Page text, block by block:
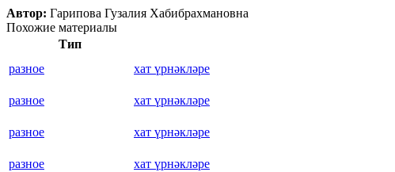
Автор: Гарипова Гузалия Хабибрахмановна
Похожие материалы
Тип
разное
хат үрнәкләре
разное хат үрнәкләре
разное хат үрнәкләре
разное хат үрнәкләре